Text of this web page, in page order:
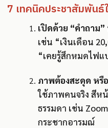
7 เทคนิคประชาสัมพัน
เปิดด้วย “คำถาม
เช่น “เงินเดือน
“เคยรู้สึกหมดไฟ
ภาพต้องสะดุด หรื
ใช้ภาพคนจริง สีห
ธรรมดา เช่น
กระชากอารมณ์